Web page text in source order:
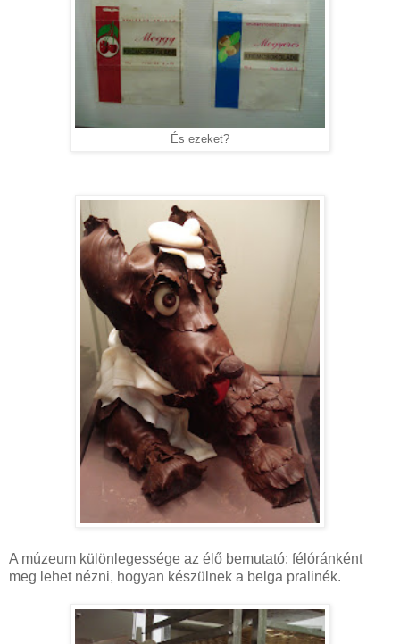
És ezeket?
A múzeum különlegessége az élő bemutató: félóránként
meg lehet nézni, hogyan készülnek a belga pralinék.